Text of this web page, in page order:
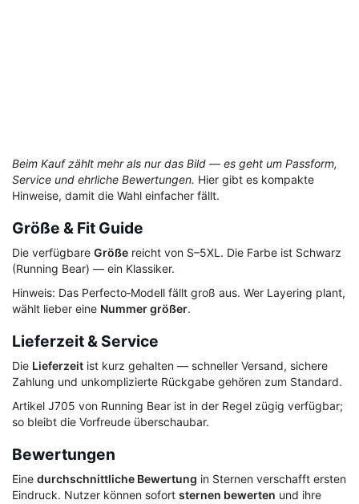
Beim Kauf zählt mehr als nur das Bild — es geht um Passform,
Service und ehrliche Bewertungen. Hier gibt es kompakte
Hinweise, damit die Wahl einfacher fällt.
Größe & Fit Guide
Die verfügbare Größe reicht von S–5XL. Die Farbe ist Schwarz
(Running Bear) — ein Klassiker.
Hinweis: Das Perfecto‑Modell fällt groß aus. Wer Layering plant,
wählt lieber eine Nummer größer.
Lieferzeit & Service
Die Lieferzeit ist kurz gehalten — schneller Versand, sichere
Zahlung und unkomplizierte Rückgabe gehören zum Standard.
Artikel J705 von Running Bear ist in der Regel zügig verfügbar;
so bleibt die Vorfreude überschaubar.
Bewertungen
Eine durchschnittliche Bewertung in Sternen verschafft ersten
Eindruck. Nutzer können sofort sternen bewerten und ihre